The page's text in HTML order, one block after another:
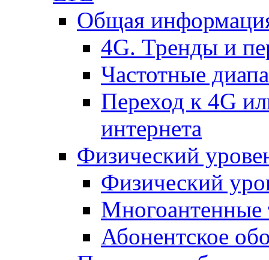
Общая
4G. Тренды и
Частотные
Переход к 4G
интернета
Физический
Физический
Многоантенные
Абонентское